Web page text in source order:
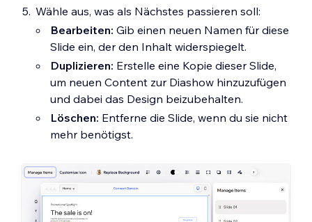
jeden Symboltyp, wie zum Beispiel
Aktionen, Schieberegler oder Social-
Media-App-Symbole.
Ausrichtung:Filtere die Optionen nach
horizontalen oder vertikalen
Symbolen.
Wähle ein Design, das dir gefällt, und
klicke aufUpdate
unter
End-Symbol
Wähle ein Design, das dir gefällt, und
klicke auf
an.
Vertikale Diashow-
Ausrichtung:Zeige die
Indikatoren am
Anfang
oder
Ende an.
Position der Navigationsbuttons:
Wähle, wo deine Buttons positioniert
werden sollen:
Wähle aus, was als Nächstes passieren soll:
Bearbeiten: Gib einen neuen Namen für diese
Slide ein, der den Inhalt widerspiegelt.
Duplizieren: Erstelle eine Kopie dieser Slide,
um neuen Content zur Diashow hinzuzufügen
und dabei das Design beizubehalten.
Löschen: Entferne die Slide, wenn du sie nicht
mehr benötigst.